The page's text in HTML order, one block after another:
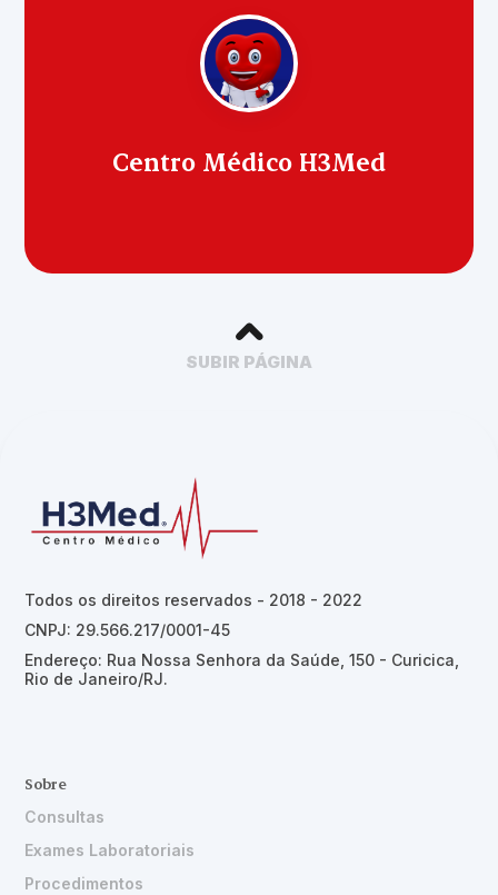
Centro Médico H3Med
SUBIR PÁGINA
Todos os direitos reservados - 2018 - 2022
CNPJ: 29.566.217/0001-45
Endereço: Rua Nossa Senhora da Saúde, 150 - Curicica,
Rio de Janeiro/RJ.
Sobre
Consultas
Exames Laboratoriais
Procedimentos